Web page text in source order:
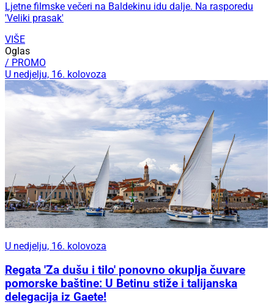
Ljetne filmske večeri na Baldekinu idu dalje. Na rasporedu
'Veliki prasak'
VIŠE
Oglas
/ PROMO
U nedjelju, 16. kolovoza
U nedjelju, 16. kolovoza
Regata 'Za dušu i tilo' ponovno okuplja čuvare
pomorske baštine: U Betinu stiže i talijanska
delegacija iz Gaete!